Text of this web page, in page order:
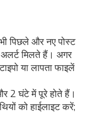
पिछले और नए पोस्ट
मिलते हैं। अगर
या लापता फाइलें
2 घंटे में पूरे होते हैं।
को हाईलाइट करें;